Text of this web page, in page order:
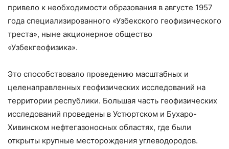
привело к необходимости образования в августе 1957
года специализированного «Узбекского геофизического
треста», ныне акционерное общество
«Узбекгеофизика».
Это способствовало проведению масштабных и
целенаправленных геофизических исследований на
территории республики. Большая часть геофизических
исследований проведены в Устюртском и Бухаро-
Хивинском нефтегазоносных областях, где были
открыты крупные месторождения углеводородов.